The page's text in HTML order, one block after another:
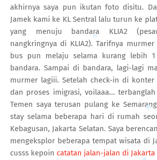
akhirnya saya pun ikutan foto disitu.
Jamek kami ke KL Sentral lalu turun ke
yang menuju bandara KLIA2
nangkringnya di KLIA2). Tarifnya murmer
bus pun melaju selama kurang lebih
bandara. Sampai di bandara, lagi-lagi
murmer lagiii. Setelah check-in di
dan proses imigrasi, voilaaa...
Temen saya terusan pulang ke
stay selama beberapa hari di rumah
Kebagusan, Jakarta Selatan. Saya
mengeksplor beberapa tempat wisata di
cusss kepoin catatan jalan-jalan di Jakarta